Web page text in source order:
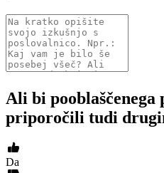
Ali bi
priporočili tudi
Da